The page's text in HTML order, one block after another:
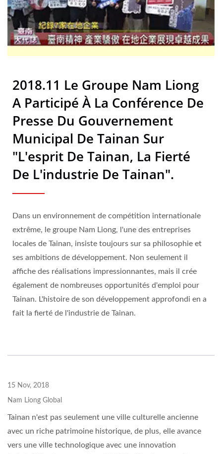
Techniques Haute
Performance Et D'éponges
En Caoutchouc Bio Depuis
2018.11 Le Groupe Nam Liong
A Participé À La Conférence De
Presse Du Gouvernement
Municipal De Tainan Sur
"L'esprit De Tainan, La Fierté
De L'industrie De Tainan".
Dans un environnement de compétition internationale
extrême, le groupe Nam Liong, l'une des entreprises
locales de Tainan, insiste toujours sur sa philosophie et
ses ambitions de développement. Non seulement il
affiche des réalisations impressionnantes, mais il crée
également de nombreuses opportunités d'emploi pour
Tainan. L'histoire de son développement approfondi en a
fait la fierté de l'industrie de Tainan.
15 Nov, 2018
Nam Liong Global
Tainan n'est pas seulement une ville culturelle ancienne
avec un riche patrimoine historique, de plus, elle avance
vers une ville technologique avec une innovation